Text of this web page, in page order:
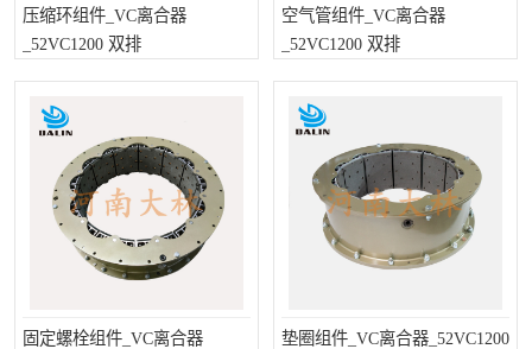
压缩环组件_VC离合器
_52VC1200 双排
空气管组件_VC离合器
_52VC1200 双排
固定螺栓组件_VC离合器
垫圈组件_VC离合器_52VC1200